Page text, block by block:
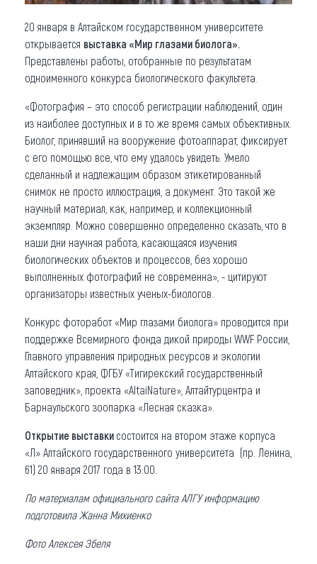
20 января в Алтайском государственном университете
открывается выставка «Мир глазами биолога».
Представлены работы, отобранные по результатам
одноименного конкурса биологического факультета.
«Фотография – это способ регистрации наблюдений, один
из наиболее доступных и в то же время самых объективных.
Биолог, принявший на вооружение фотоаппарат, фиксирует
с его помощью все, что ему удалось увидеть. Умело
сделанный и надлежащим образом этикетированный
снимок не просто иллюстрация, а документ. Это такой же
научный материал, как, например, и коллекционный
экземпляр. Можно совершенно определенно сказать, что в
наши дни научная работа, касающаяся изучения
биологических объектов и процессов, без хорошо
выполненных фотографий не современна», - цитируют
организаторы известных ученых-биологов.
Конкурс фоторабот «Мир глазами биолога» проводится при
поддержке Всемирного фонда дикой природы WWF России,
Главного управления природных ресурсов и экологии
Алтайского края, ФГБУ «Тигирекский государственный
заповедник», проекта «AltaiNature», Алтайтурцентра и
Барнаульского зоопарка «Лесная сказка».
Открытие выставки состоится на втором этаже корпуса
«Л» Алтайского государственного университета (пр. Ленина,
61) 20 января 2017 года в 13:00.
По материалам официального сайта АЛГУ информацию
подготовила Жанна Михиенко
Фото Алексея Эбеля